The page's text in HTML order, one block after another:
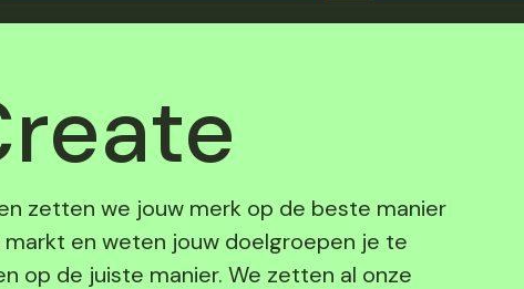
zetten we jouw merk op de beste manier
markt en weten jouw doelgroepen je te
op de juiste manier. We zetten al onze